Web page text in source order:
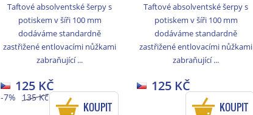
Taftové absolventské šerpy s
potiskem v šíři 100 mm
dodáváme standardně
zastřižené entlovacími nůžkami
zabraňující ...
135 Kč
-7%
125 KČ
KOUPIT
Taftové absolventské šerpy s
potiskem v šíři 100 mm
dodáváme standardně
zastřižené entlovacími nůžkami
zabraňující ...
125 KČ
KOUPIT